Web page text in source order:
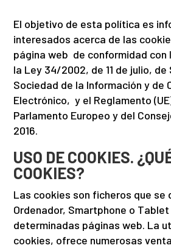
El objetivo de esta política es
interesados acerca de las
página web de conformidad con
la Ley 34/2002, de 11 de julio,
Sociedad de la Información y de
Electrónico, y el Reglamento
Parlamento Europeo y del
2016.
USO DE COOKIES.
COOKIES?
Las cookies son ficheros que se
Ordenador, Smartphone o
determinadas páginas web. La
cookies, ofrece numerosas